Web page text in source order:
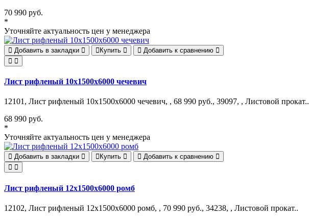
70 990 руб.
*
Уточняйте актуальность цен у менеджера
Добавить в закладки Купить Добавить к сравнению
Лист рифленый 10х1500х6000 чечевич
12101, Лист рифленый 10х1500х6000 чечевич, , 68 990 руб., 39097, , Листовой прокат..
68 990 руб.
*
Уточняйте актуальность цен у менеджера
Добавить в закладки Купить Добавить к сравнению
Лист рифленый 12х1500х6000 ромб
12102, Лист рифленый 12х1500х6000 ромб, , 70 990 руб., 34238, , Листовой прокат..